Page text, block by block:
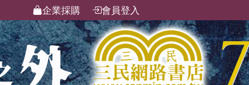
企業採購 會員登入